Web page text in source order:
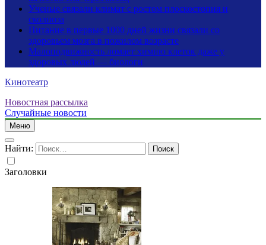
Ученые связали климат с ростом плоскостопия и
сколиоза
Питание в первые 1000 дней жизни связали со
здоровьем мозга в пожилом возрасте
Малоподвижность ломает химию клеток даже у
здоровых людей — биологи
Кинотеатр
Новостная рассылка
Случайные новости
Меню
Найти:
Заголовки